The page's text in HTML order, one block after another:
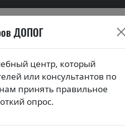
по
по темам
опасных грузов
ДОПОГ
центр, который
или консультантов по
принять правильное
опрос.